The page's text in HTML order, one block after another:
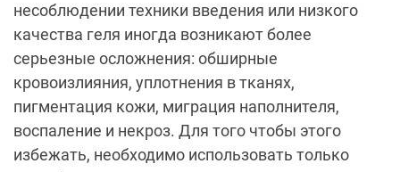
несоблюдении техники введения или низкого
качества геля иногда возникают более
серьезные осложнения: обширные
кровоизлияния, уплотнения в тканях,
пигментация кожи, миграция наполнителя,
воспаление и некроз. Для того чтобы этого
избежать, необходимо использовать только